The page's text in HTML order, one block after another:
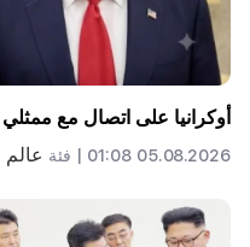
أوكرانيا على اتصال مع
05.08.2026 01:08 | فئة عالم